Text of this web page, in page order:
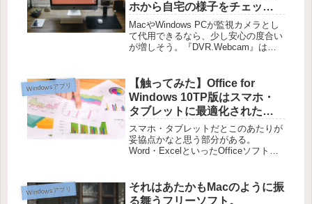
ホから自宅の様子をチェッ
ク！
MacやWindows PCが監視カメラとし
て代用できるなら、少し安心の度合い
が増しそう。『DVR.Webcam』は
す。特に普段から家の鍵しめてきたっ
け？ と不安がってい...
Windowsアプリ
【触ってみた】Office for
Windows 10TP版はスマホ・
タブレットに最適化された
Officeらしい【Windows】
スマホ・タブレットだとこのあたりが
妥協点かなと思う部分がある。
Word・ExcelといったOfficeソフトも
あるアプリでの作業にはイライラさせ
られることの方が...
Windowsアプリ
それはあたかもMacのように振
る舞うフリーソフト。